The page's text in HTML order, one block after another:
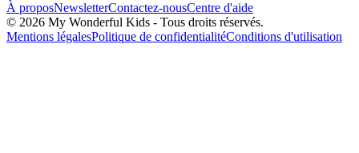
À proposNewsletterContactez-nousCentre d'aide
© 2026 My Wonderful Kids - Tous droits réservés.
Mentions légalesPolitique de confidentialitéConditions d'utilisation